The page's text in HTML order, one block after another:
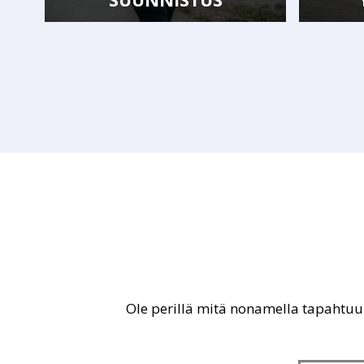
Ole perillä mitä nonamella